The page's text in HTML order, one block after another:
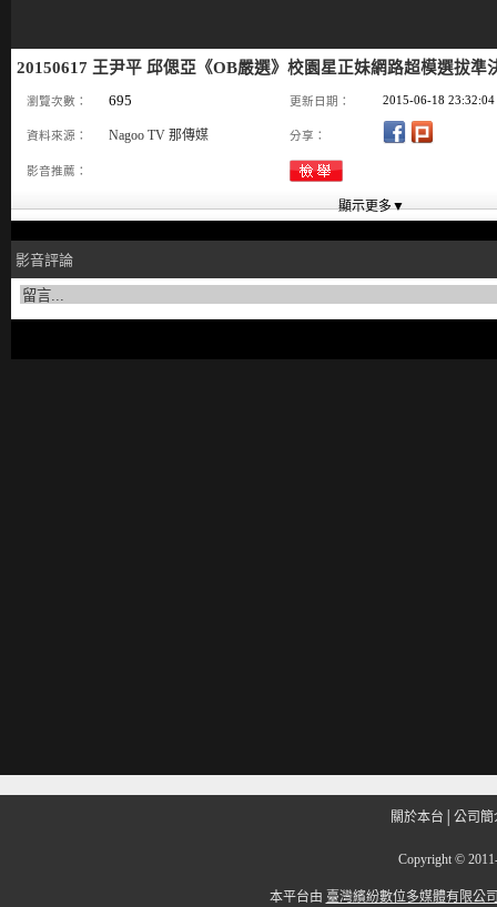
20150617 王尹平 邱偲亞《OB嚴選》校園星正妹網路超模選拔準
瀏覽次數： 695 更新日期： 2015-06-18 23:32:04
資料來源： Nagoo TV 那傳媒 分享：
影音推薦：
影音評論
關於本台 公司簡
Copyright ©
本平台由 臺灣繽紛數位多媒體有限公